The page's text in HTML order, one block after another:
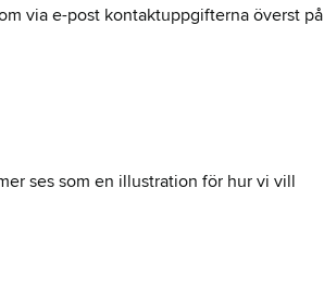
via e-post kontaktuppgifterna överst på
ses som en illustration för hur vi vill